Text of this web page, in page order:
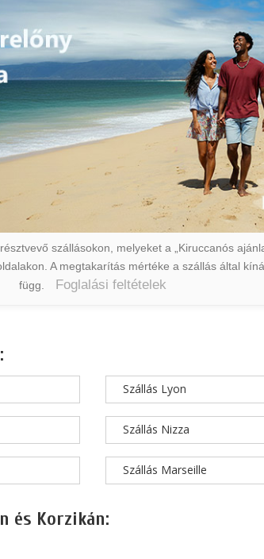
szállásokon, melyeket a „Kiruccanós
A megtakarítás mértéke a szállás által
függ.
Foglalási feltételek
Szállás Lyon
Szállás Nizza
Szállás Marseille
és Korzikán: